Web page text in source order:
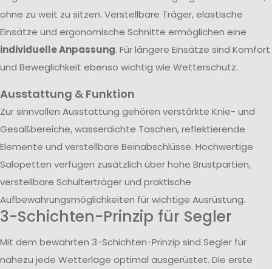
ohne zu weit zu sitzen. Verstellbare Träger, elastische
Einsätze und ergonomische Schnitte ermöglichen eine
individuelle Anpassung. Für längere Einsätze sind Komfort
und Beweglichkeit ebenso wichtig wie Wetterschutz.
Ausstattung & Funktion
Zur sinnvollen Ausstattung gehören verstärkte Knie- und
Gesäßbereiche, wasserdichte Taschen, reflektierende
Elemente und verstellbare Beinabschlüsse. Hochwertige
Salopetten verfügen zusätzlich über hohe Brustpartien,
verstellbare Schulterträger und praktische
Aufbewahrungsmöglichkeiten für wichtige Ausrüstung.
3-Schichten-Prinzip für Segler
Mit dem bewährten 3-Schichten-Prinzip sind Segler für
nahezu jede Wetterlage optimal ausgerüstet. Die erste